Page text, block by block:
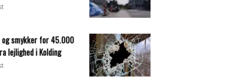
smykker for 45.000
lejlighed i Kolding